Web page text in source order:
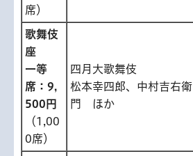
席）
歌舞伎
座
一等
席：9,
500円
（1,00
0席）
四月大歌舞伎
松本幸四郎、中村吉右衛
門 ほか